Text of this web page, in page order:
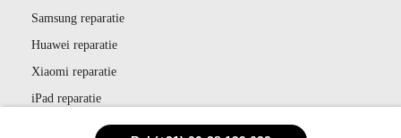
Samsung reparatie
Huawei reparatie
Xiaomi reparatie
iPad reparatie
Oppo reparatie